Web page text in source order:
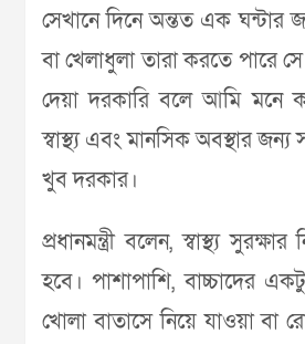
সেখানে দিনে অন্তত এক ঘন্টার
বা খেলাধুলা তারা করতে পারে
দেয়া দরকারি বলে আমি মনে
স্বাস্থ্য এবং মানসিক অবস্থার
খুব দরকার।
প্রধানমন্ত্রী বলেন, স্বাস্থ্য
হবে। পাশাপাশি, বাচ্চাদের
খোলা বাতাসে নিয়ে যাওয়া বা